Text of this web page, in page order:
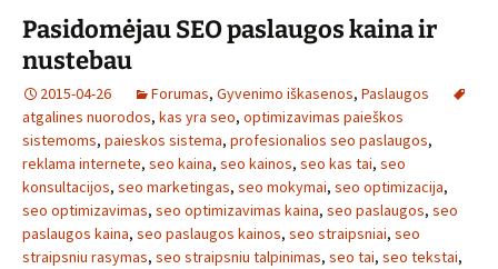
Pasidomėjau SEO paslaugos kaina ir
nustebau
2015-04-26 Forumas, Gyvenimo iškasenos, Paslaugos
atgalines nuorodos, kas yra seo, optimizavimas paieškos
sistemoms, paieskos sistema, profesionalios seo paslaugos,
reklama internete, seo kaina, seo kainos, seo kas tai, seo
konsultacijos, seo marketingas, seo mokymai, seo optimizacija,
seo optimizavimas, seo optimizavimas kaina, seo paslaugos, seo
paslaugos kaina, seo paslaugos kainos, seo straipsniai, seo
straipsniu rasymas, seo straipsniu talpinimas, seo tai, seo tekstai,